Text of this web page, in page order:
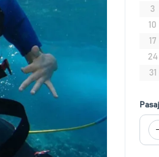
3
10
17
24
31